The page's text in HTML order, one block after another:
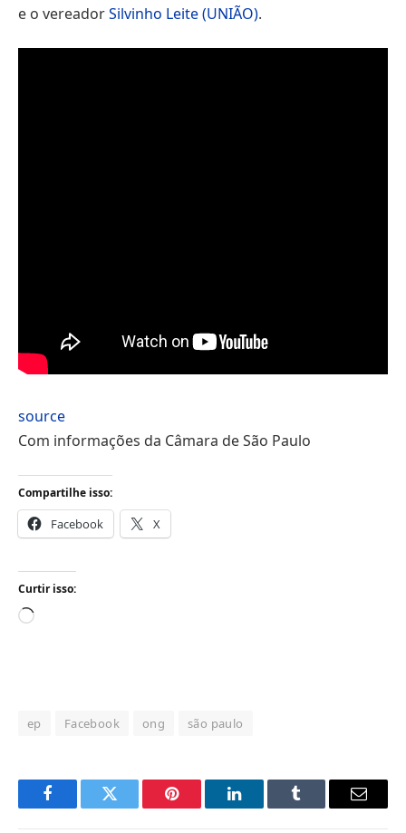
e o vereadorSilvinho Leite (UNIÃO).
source
Com informações da Câmara de São Paulo
Compartilhe isso:
Facebook X
Curtir isso:
Carregando...
ep Facebook ong são paulo
FacebookTwitter Pinterest LinkedInTumblr Email